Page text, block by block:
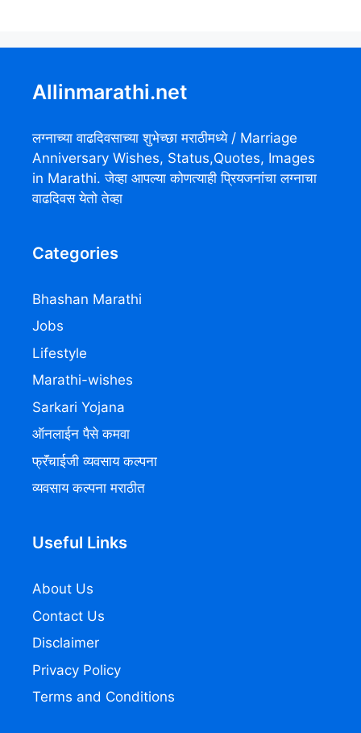
Allinmarathi.net
लग्नाच्या वाढदिवसाच्या शुभेच्छा मराठीमध्ये / Marriage
Anniversary Wishes, Status,Quotes, Images
in Marathi. जेव्हा आपल्या कोणत्याही प्रियजनांचा लग्नाचा
वाढदिवस येतो तेव्हा
Categories
Bhashan Marathi
Jobs
Lifestyle
Marathi-wishes
Sarkari Yojana
ऑनलाईन पैसे कमवा
फ्रॅंचाईजी व्यवसाय कल्पना
व्यवसाय कल्पना मराठीत
Useful Links
About Us
Contact Us
Disclaimer
Privacy Policy
Terms and Conditions